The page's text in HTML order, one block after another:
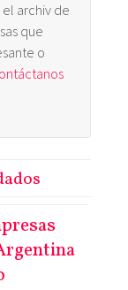
archiv de
que
o